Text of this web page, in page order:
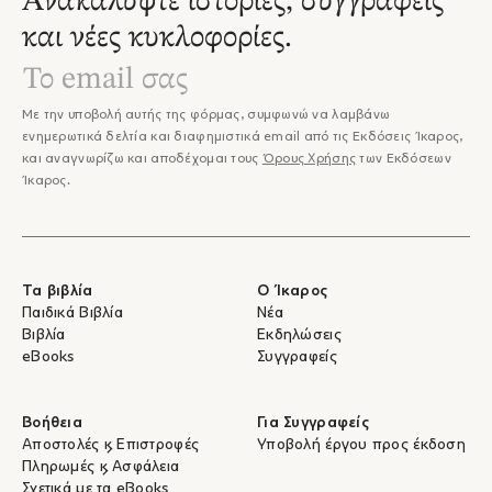
και νέες κυκλοφορίες.
Με την υποβολή αυτής της φόρμας, συμφωνώ να λαμβάνω
ενημερωτικά δελτία και διαφημιστικά email από τις Εκδόσεις Ίκαρος,
και αναγνωρίζω και αποδέχομαι τους Όρους Χρήσης των Εκδόσεων
Ίκαρος.
Τα βιβλία
Παιδικά Βιβλία
Βιβλία
eBooks
Ο Ίκαρος
Νέα
Εκδηλώσεις
Συγγραφείς
Βοήθεια
Αποστολές & Επιστροφές
Πληρωμές & Ασφάλεια
Για Συγγραφείς
Υποβολή έργου προς έκδοση